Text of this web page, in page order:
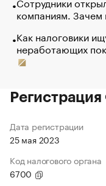
компаниям. Зачем
Как налоговики
неработающих
Дата регистрации
25 мая 2023
Код налогового органа
6700